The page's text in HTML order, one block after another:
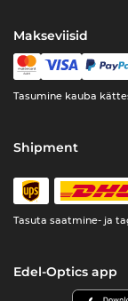
Makseviisid
Tasumine kauba
Shipment
Tasuta saatmine- ja
Edel-Optics app